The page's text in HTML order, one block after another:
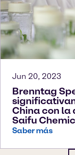
Jun 20, 2023
Brenntag
China con la
Saifu
Saber más